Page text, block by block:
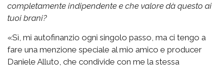
completamente indipendente e che valore dà questo ai
tuoi brani?
«Sì, mi autofinanzio ogni singolo passo, ma ci tengo a
fare una menzione speciale al mio amico e producer
Daniele Alluto, che condivide con me la stessa